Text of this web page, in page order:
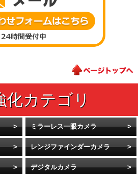
ミラーレス一眼カメラ
レンジファインダーカメラ
デジタルカメラ